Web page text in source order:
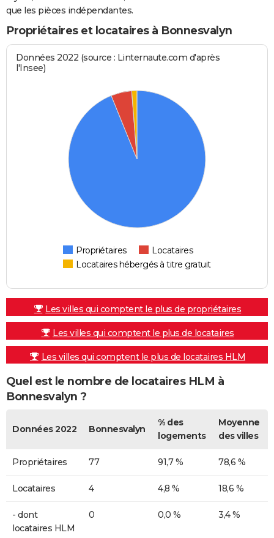
que les pièces indépendantes.
Propriétaires et locataires à Bonnesvalyn
Données 2022 (source : Linternaute.com d'après
l'Insee)
Propriétaires
Locataires
Locataires hébergés à titre gratuit
Les villes qui comptent le plus de propriétaires
Les villes qui comptent le plus de locataires
Les villes qui comptent le plus de locataires HLM
Quel est le nombre de locataires HLM à
Bonnesvalyn ?
Données 2022 Bonnesvalyn
% des
logements
Moyenne
des villes
Propriétaires 77 91,7 % 78,6 %
Locataires 4 4,8 % 18,6 %
- dont
locataires HLM
0 0,0 % 3,4 %